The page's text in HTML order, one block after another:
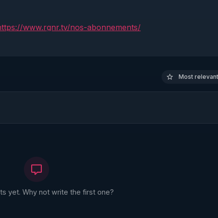
www.rgnr.tv/nos-abonnements/
vous ou complétez votre collection :
Most
yet. Why not write the first one?